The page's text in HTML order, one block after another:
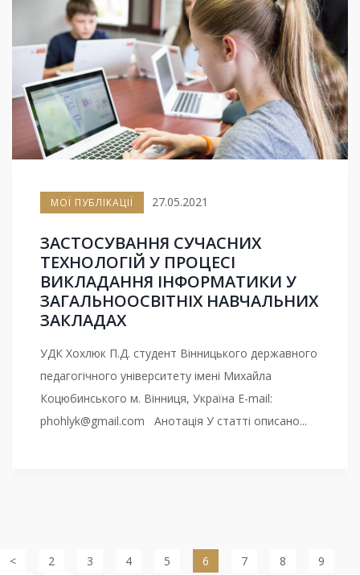
МОЇ ПУБЛІКАЦІЇ 27.05.2021
ЗАСТОСУВАННЯ СУЧАСНИХ
ТЕХНОЛОГІЙ У ПРОЦЕСІ
ВИКЛАДАННЯ ІНФОРМАТИКИ У
ЗАГАЛЬНООСВІТНІХ НАВЧАЛЬНИХ
ЗАКЛАДАХ
УДК Хохлюк П.Д. студент Вінницького державного
педагогічного університету імені Михайла
Коцюбинського м. Вінниця, Україна E-mail:
phohlyk@gmail.com Анотація У статті описано...
< 2 3 4 5 6 7 8
9